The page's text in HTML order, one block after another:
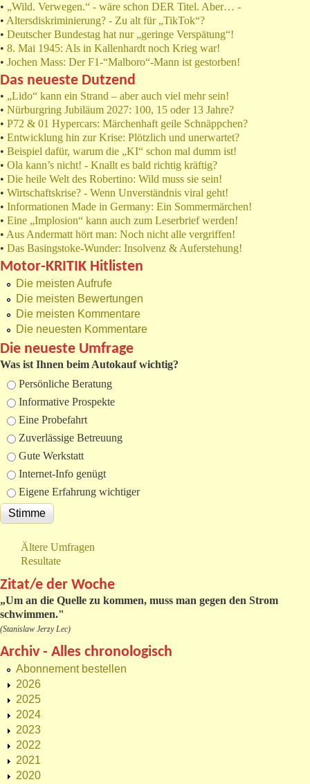
• „Wild. Verwegen.“ - wäre schon DER Titel. Aber… -
• Altersdiskriminierung? - Zu alt für „TikTok“?
• Deutscher Bundestag hat nur „geringe Verspätung“!
• 8. Mai 1945: Als in Kallenhardt noch Krieg war!
• Jochen Mass: Der F1-“Malboro“-Mann ist gestorben!
Das neueste Dutzend
• „Lido“ kann ein Strand – aber auch viel mehr sein!
• Nürburgring Jubiläum 2027: 100, 15 oder 13 Jahre?
• P72 & 01 Hypercars: Märchenhaft geile Schnäppchen?
• Entwicklung hin zur Krise: Plötzlich und unerwartet?
• Beispiel dafür, warum die „KI“ schon mal dumm ist!
• Ola kann’s nicht! - Knallt es bald richtig kräftig?
• Die heile Welt des Robertino: Wild muss sie sein!
• Wirtschaftskrise? - Wenn Unverständnis viral geht!
• Informationen Made in Germany: Ein Sommermärchen!
• Eine „Implosion“ kann auch zum Leserbrief werden!
• Aus Andermatt hört man: Noch nicht alle vergriffen!
• Das Basingstoke-Wunder: Insolvenz & Auferstehung!
Motor-KRITIK Hitlisten
Die meisten Aufrufe
Die meisten Bewertungen
Die meisten Kommentare
Die neuesten Kommentare
Die neueste Umfrage
Was ist Ihnen beim Autokauf wichtig?
Auswahlmöglichkeiten
Persönliche Beratung
Informative Prospekte
Eine Probefahrt
Zuverlässige Betreuung
Gute Werkstatt
Internet-Info genügt
Eigene Erfahrung wichtiger
Ältere Umfragen
Resultate
Zitat/e der Woche
„Um an die Quelle zu kommen, muss man gegen den Strom
schwimmen."
(Stanislaw Jerzy Lec)
Archiv - Alles chronologisch
Abonnement bestellen
2026
2025
2024
2023
2022
2021
2020